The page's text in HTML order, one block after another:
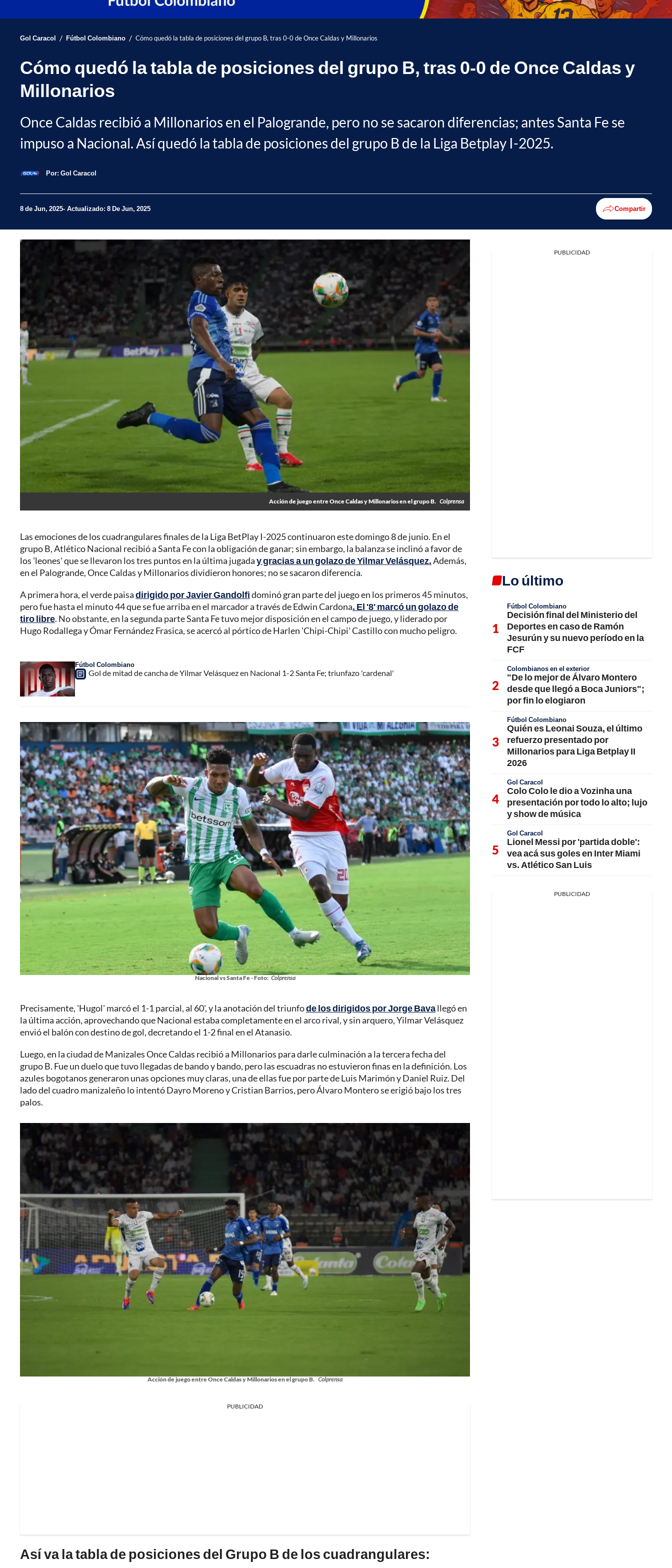
Gol Caracol / Fútbol Colombiano / Cómo quedó la tabla de posiciones del grupo B, tras 0-0 de Once Caldas y Millonarios
Cómo quedó la tabla de posiciones del grupo B, tras 0-0 de Once Caldas y
Millonarios
Once Caldas recibió a Millonarios en el Palogrande, pero no se sacaron diferencias; antes Santa Fe se
impuso a Nacional. Así quedó la tabla de posiciones del grupo B de la Liga Betplay I-2025.
Por: Gol Caracol
8 de Jun, 2025 Actualizado: 8 De Jun, 2025 Compartir
Acción de juego entre Once Caldas y Millonarios en el grupo B. Colprensa
Las emociones de los cuadrangulares finales de la Liga BetPlay I-2025 continuaron este domingo 8 de junio. En el
grupo B, Atlético Nacional recibió a Santa Fe con la obligación de ganar; sin embargo, la balanza se inclinó a favor de
los 'leones' que se llevaron los tres puntos en la última jugaday gracias a un golazo de Yilmar Velásquez.Además,
en el Palogrande, Once Caldas y Millonarios dividieron honores; no se sacaron diferencia.
A primera hora, el verde paisadirigido por Javier Gandolfidominó gran parte del juego en los primeros 45 minutos,
pero fue hasta el minuto 44 que se fue arriba en el marcador a través de Edwin Cardona. El '8' marcó un golazo de
tiro libre. No obstante, en la segunda parte Santa Fe tuvo mejor disposición en el campo de juego, y liderado por
Hugo Rodallega y Ómar Fernández Frasica, se acercó al pórtico de Harlen 'Chipi-Chipi' Castillo con mucho peligro.
Fútbol Colombiano
Gol de mitad de cancha de Yilmar Velásquez en Nacional 1-2 Santa Fe; triunfazo 'cardenal'
Nacional vs Santa Fe - Foto: Colprensa
Precisamente, 'Hugol' marcó el 1-1 parcial, al 60', y la anotación del triunfode los dirigidos por Jorge Bavallegó en
la última acción, aprovechando que Nacional estaba completamente en el arco rival, y sin arquero, Yilmar Velásquez
envió el balón con destino de gol, decretando el 1-2 final en el Atanasio.
Luego, en la ciudad de Manizales Once Caldas recibió a Millonarios para darle culminación a la tercera fecha del
grupo B. Fue un duelo que tuvo llegadas de bando y bando, pero las escuadras no estuvieron finas en la definición. Los
azules bogotanos generaron unas opciones muy claras, una de ellas fue por parte de Luis Marimón y Daniel Ruiz. Del
lado del cuadro manizaleño lo intentó Dayro Moreno y Cristian Barrios, pero Álvaro Montero se erigió bajo los tres
palos.
Acción de juego entre Once Caldas y Millonarios en el grupo B. Colprensa
PUBLICIDAD
Así va la tabla de posiciones del Grupo B de los cuadrangulares:
PUBLICIDAD
Lo último
Fútbol Colombiano
Decisión final del Ministerio del
Deportes en caso de Ramón
Jesurún y su nuevo período en la
FCF
Colombianos en el exterior
"De lo mejor de Álvaro Montero
desde que llegó a Boca Juniors";
por fin lo elogiaron
Fútbol Colombiano
Quién es Leonai Souza, el último
refuerzo presentado por
Millonarios para Liga Betplay II
2026
Gol Caracol
Colo Colo le dio a Vozinha una
presentación por todo lo alto; lujo
y show de música
Gol Caracol
Lionel Messi por 'partida doble':
vea acá sus goles en Inter Miami
vs. Atlético San Luis
PUBLICIDAD